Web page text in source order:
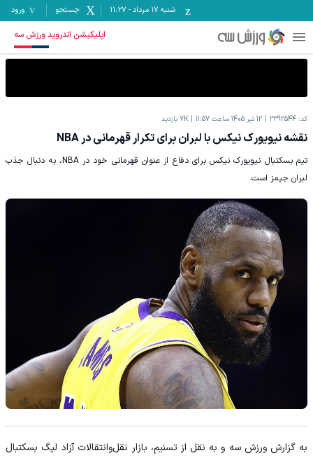
شنبه ۱۷ مرداد -
11:27 جستجو ورود
اپلیکیشن اندروید ورزش سه
کد: 2392544 12 تیر 1405 ساعت 11:57 7K بازدید
نقشه نیویورک نیکس با لبران برای تکرار قهرمانی در NBA
تیم بسکتبال نیویورک نیکس برای دفاع از عنوان قهرمانی خود در NBA، به دنبال جذب
لبران جیمز است.
به گزارش ورزش سه و به نقل از تسنیم، بازار نقل‌وانتقالات آزاد لیگ بسکتبال